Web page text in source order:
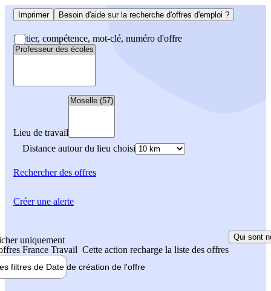
Imprimer Besoin d'aide sur la recherche d'offres d'emploi ?
Métier, compétence, mot-clé, numéro d'offre
Lieu de travail
Distance autour du lieu choisi
Rechercherdes offres
uniquement
France Travail Cette action recharge la liste des offres
Qui sont
filtres de Date de création de l'offre
Créer une alerte